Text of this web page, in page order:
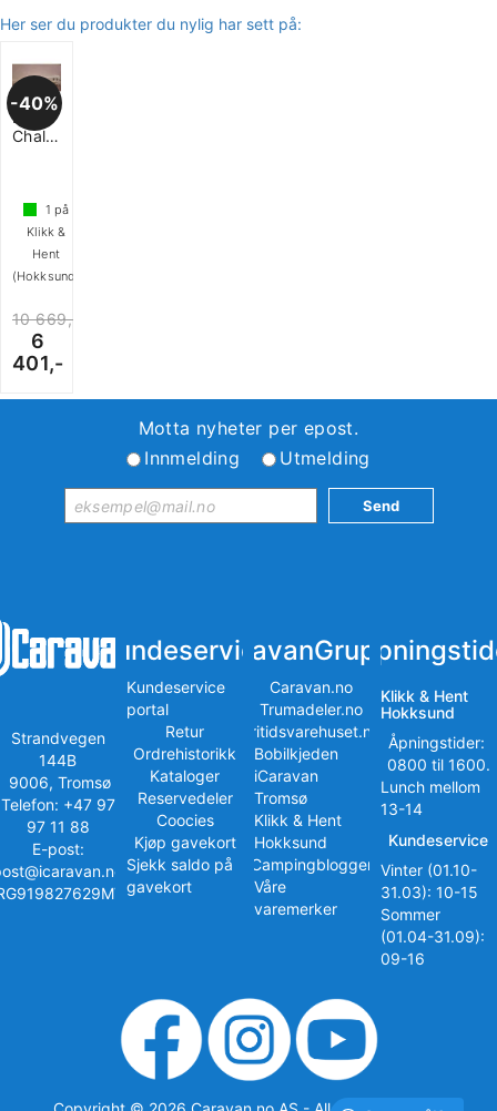
Her ser du produkter du nylig har sett på:
40%
Bakhjørne
Challenger
1 på
Klikk &
Hent
(Hokksund)
10 669,-
6
401,-
Motta nyheter per epost.
Innmelding
Utmelding
Strandvegen
144B
9006, Tromsø
Telefon: +47 97
97 11 88
E-post:
Kundeservice
Kundeservice
portal
Retur
Ordrehistorikk
Kataloger
Reservedeler
Coocies
Kjøp gavekort
Sjekk saldo på
gavekort
iCaravanGruppen
Caravan.no
Trumadeler.no
Fritidsvarehuset.no
Bobilkjeden
iCaravan
Tromsø
Klikk & Hent
Hokksund
iCampingbloggen
Våre
varemerker
Klikk & Hent
Hokksund
Åpningstider:
0800 til 1600.
Lunch mellom
13-14
Kundeservice
Vinter (01.10-
31.03): 10-15
Sommer
(01.04-31.09):
09-16